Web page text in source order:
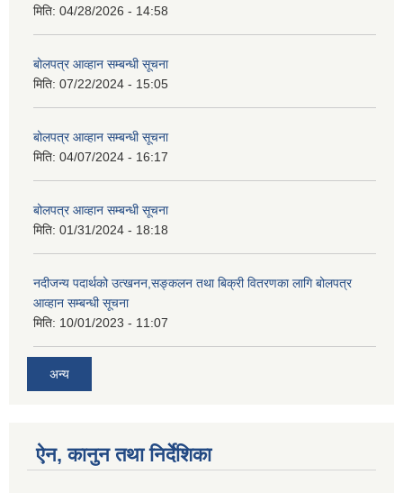
मिति: 04/28/2026 - 14:58
बोलपत्र आव्हान सम्बन्धी सूचना
मिति: 07/22/2024 - 15:05
बोलपत्र आव्हान सम्बन्धी सूचना
मिति: 04/07/2024 - 16:17
बोलपत्र आव्हान सम्बन्धी सूचना
मिति: 01/31/2024 - 18:18
नदीजन्य पदार्थको उत्खनन,सङ्कलन तथा बिक्री वितरणका लागि बोलपत्र
आव्हान सम्बन्धी सूचना
मिति: 10/01/2023 - 11:07
अन्य
ऐन, कानुन तथा निर्देशिका